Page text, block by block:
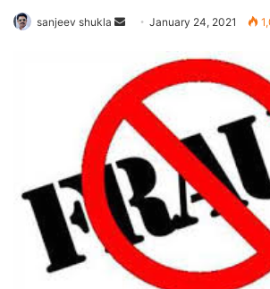
sanjeev shukla
SendJanuary 24, 2021